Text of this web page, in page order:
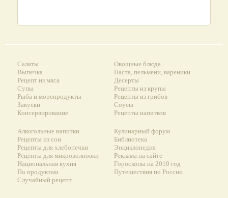
Салаты
Выпечка
Рецепт из мяса
Супы
Рыба и морепродукты
Закуски
Консервирование
Овощные блюда
Паста, пельмени, вареники...
Десерты
Рецепты из крупы
Рецепты из грибов
Соусы
Рецепты напитков
Алкогольные напитки
Рецепты из сои
Рецепты для хлебопечки
Рецепты для микроволновки
Национальная кухня
По продуктам
Случайный рецепт
Кулинарный форум
Библиотека
Энциклопедия
Реклама на сайте
Гороскопы на 2010 год
Путешествия по России